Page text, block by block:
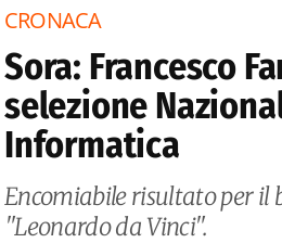
CRONACA
Sora: Francesco
selezione
Informatica
Encomiabile risultato per il
"Leonardo da Vinci".